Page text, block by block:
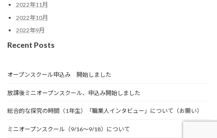
2022年11月
2022年10月
2022年9月
Recent Posts
オープンスクール申込み 開始しました
放課後ミニオープンスクール、申込み開始しました
総合的な探究の時間（1年生）「職業人インタビュー」について（お願い）
ミニオープンスクール（9/16～9/18）について